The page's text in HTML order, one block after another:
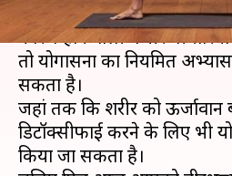
अगर आप बिगड़ती
कारण होने वाली गंभीर
तो योगासनों का नियमित
सकता है।
जहां तक कि शरीर को
डिटॉक्सीफाई करने के लिए भी
किया जा सकता है।